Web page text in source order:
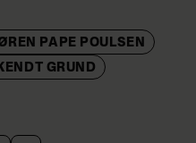
PAPE POULSEN
GRUND